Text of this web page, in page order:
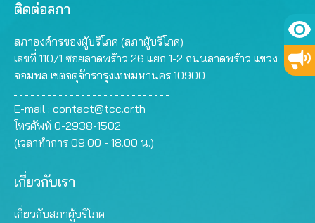
ติดต่อสภา
สภาองค์กรของผู้บริโภค (สภาผู้บริโภค)
เลขที่ 110/1 ซอยลาดพร้าว 26 แยก 1-2 ถนนลาดพร้าว แขวง
จอมพล เขตจตุจักรกรุงเทพมหานคร 10900
E-mail : contact@tcc.or.th
โทรศัพท์ 0-2938-1502
(เวลาทำการ 09.00 - 18.00 น.)
เกี่ยวกับเรา
เกี่ยวกับสภาผู้บริโภค